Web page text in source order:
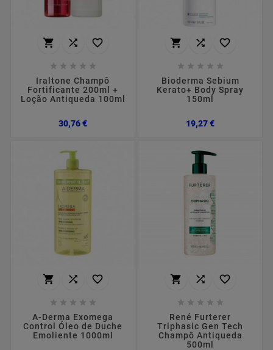
  
    
Iraltone Champô
Fortificante 200ml +
Loção Antiqueda 100ml
30,76 €Preço
  
    
Bioderma Sebium
Kerato+ Body Spray
150ml
19,27 €Preço
  
    
A-Derma Exomega
Control Óleo de Duche
Emoliente 1000ml
  
    
René Furterer
Triphasic Gen Tech
Champô Antiqueda
500ml